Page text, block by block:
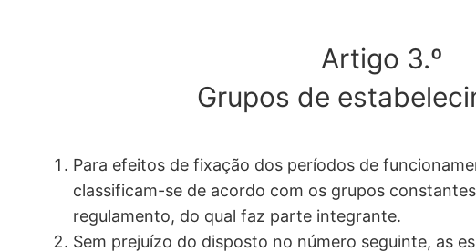
Artigo 3.º
Grupos de
Para efeitos de fixação dos períodos de
classificam-se de acordo com os grupos
regulamento, do qual faz parte integrante.
Sem prejuízo do disposto no número seguinte, as